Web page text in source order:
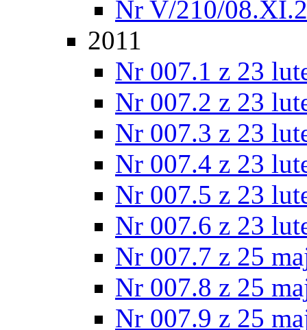
Nr V/210/
2011
Nr 007.1 z 23
Nr 007.2 z 23
Nr 007.3 z 23
Nr 007.4 z 23
Nr 007.5 z 23
Nr 007.6 z 23
Nr 007.7 z 25
Nr 007.8 z 25
Nr 007.9 z 25